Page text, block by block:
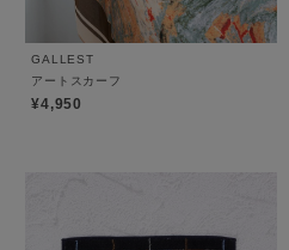
GALLEST
アートスカーフ
¥4,950